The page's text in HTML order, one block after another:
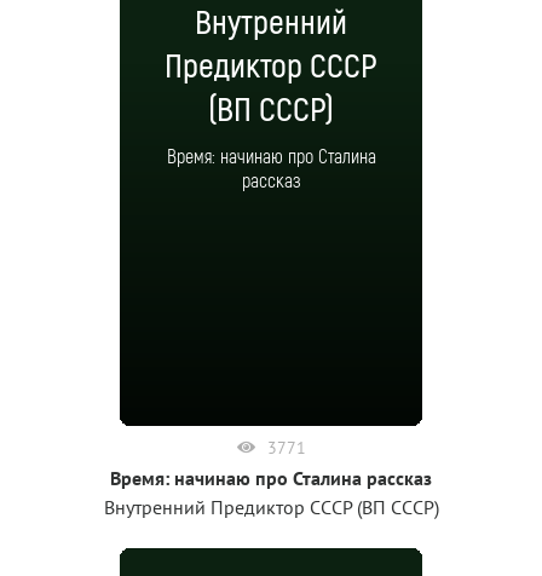
Внутренний
Предиктор СССР
(ВП СССР)
Время: начинаю про Сталина
рассказ
3771
Время: начинаю про Сталина рассказ
Внутренний Предиктор СССР (ВП СССР)